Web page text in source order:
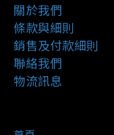
關於我們
條款與細則
銷售及付款細則
聯絡我們
物流訊息